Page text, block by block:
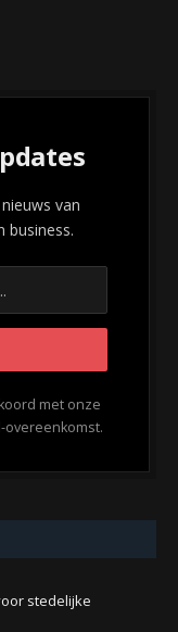
van
business.
met onze
-overeenkomst.
stedelijke